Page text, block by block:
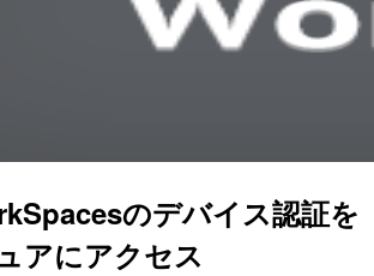
のデバイス認証を
アにアクセス